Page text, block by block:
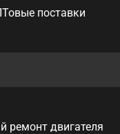
поставки
ремонт двигателя